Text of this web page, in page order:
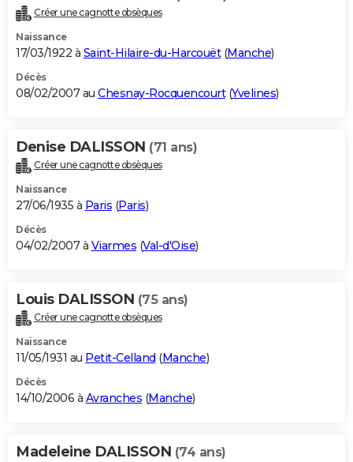
Créer une cagnotte obsèques
Naissance
17/03/1922 à Saint-Hilaire-du-Harcouët(Manche)
Décès
08/02/2007 au Chesnay-Rocquencourt(Yvelines)
Denise DALISSON (71 ans)
Créer une cagnotte obsèques
Naissance
27/06/1935 à Paris (Paris)
Décès
04/02/2007 à Viarmes (Val-d'Oise)
Louis DALISSON (75 ans)
Créer une cagnotte obsèques
Naissance
11/05/1931 au Petit-Celland (Manche)
Décès
14/10/2006 à Avranches (Manche)
Madeleine DALISSON (74 ans)